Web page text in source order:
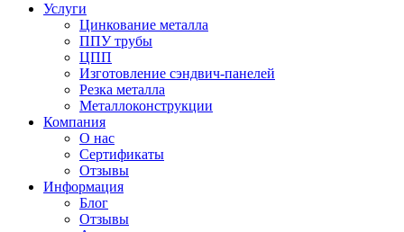
Услуги
Цинкование металла
ППУ трубы
ЦПП
Изготовление сэндвич-панелей
Резка металла
Металлоконструкции
Компания
О нас
Сертификаты
Отзывы
Информация
Блог
Отзывы